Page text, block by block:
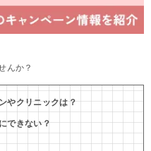
んか？
やクリニックは？
できない？